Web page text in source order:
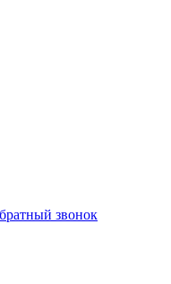
звонок